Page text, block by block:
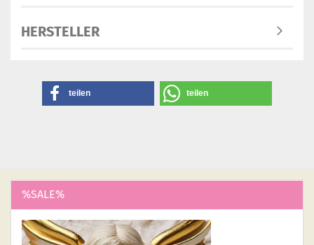
HERSTELLER
teilen teilen
%SALE%